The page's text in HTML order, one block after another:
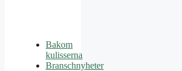
Bakom
kulisserna
Branschnyheter